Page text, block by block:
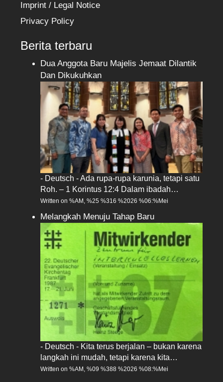
Imprint / Legal Notice
Privacy Policy
Berita terbaru
Dua Anggota Baru Majelis Jemaat Dilantik
Dan Dikukuhkan
- Deutsch - Ada rupa-rupa karunia, tetapi satu
Roh. – 1 Korintus 12:4 Dalam ibadah…
Written on %AM, %25 %316 %2026 %06:%Mei
Melangkah Menuju Tahap Baru
- Deutsch - Kita terus berjalan – bukan karena
langkah ini mudah, tetapi karena kita…
Written on %AM, %09 %388 %2026 %08:%Mei